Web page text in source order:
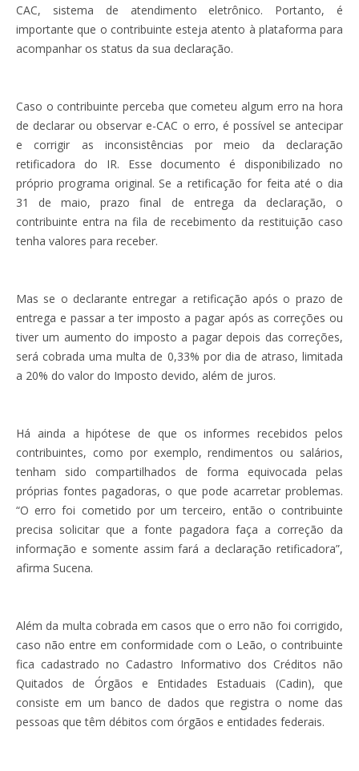
CAC, sistema de atendimento eletrônico. Portanto, é
importante que o contribuinte esteja atento à plataforma para
acompanhar os status da sua declaração.
Caso o contribuinte perceba que cometeu algum erro na hora
de declarar ou observar e-CAC o erro, é possível se antecipar
e corrigir as inconsistências por meio da declaração
retificadora do IR. Esse documento é disponibilizado no
próprio programa original. Se a retificação for feita até o dia
31 de maio, prazo final de entrega da declaração, o
contribuinte entra na fila de recebimento da restituição caso
tenha valores para receber.
Mas se o declarante entregar a retificação após o prazo de
entrega e passar a ter imposto a pagar após as correções ou
tiver um aumento do imposto a pagar depois das correções,
será cobrada uma multa de 0,33% por dia de atraso, limitada
a 20% do valor do Imposto devido, além de juros.
Há ainda a hipótese de que os informes recebidos pelos
contribuintes, como por exemplo, rendimentos ou salários,
tenham sido compartilhados de forma equivocada pelas
próprias fontes pagadoras, o que pode acarretar problemas.
“O erro foi cometido por um terceiro, então o contribuinte
precisa solicitar que a fonte pagadora faça a correção da
informação e somente assim fará a declaração retificadora”,
afirma Sucena.
Além da multa cobrada em casos que o erro não foi corrigido,
caso não entre em conformidade com o Leão, o contribuinte
fica cadastrado no Cadastro Informativo dos Créditos não
Quitados de Órgãos e Entidades Estaduais (Cadin), que
consiste em um banco de dados que registra o nome das
pessoas que têm débitos com órgãos e entidades federais.